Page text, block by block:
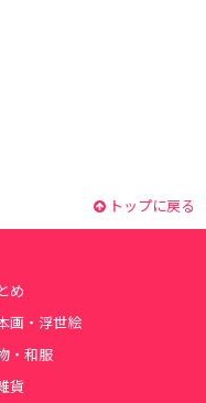
トップに戻る
め
画・浮世絵
・和服
貨